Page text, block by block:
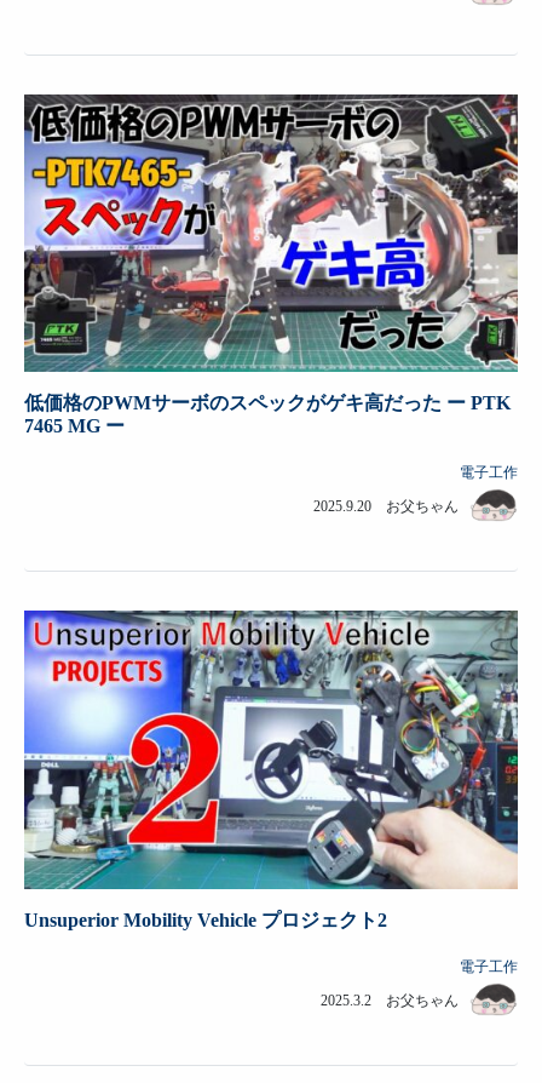
低価格のPWMサーボのスペックがゲキ高だった ー PTK
7465 MG ー
電子工作
2025.9.20 お父ちゃん
Unsuperior Mobility Vehicle プロジェクト2
電子工作
2025.3.2 お父ちゃん